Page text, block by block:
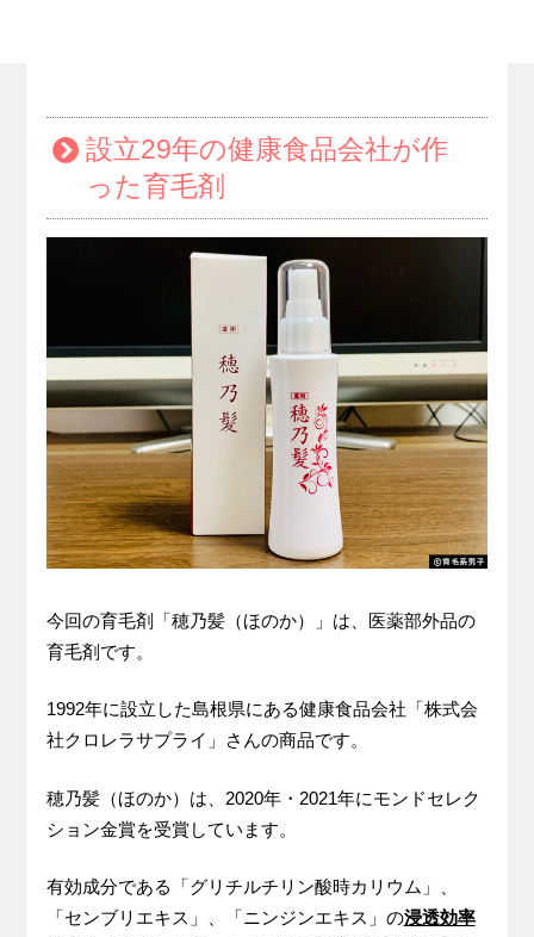
設立29年の健康食品会社が作
った育毛剤
今回の育毛剤「穂乃髪（ほのか）」は、医薬部外品の
育毛剤です。
1992年に設立した島根県にある健康食品会社「株式会
社クロレラサプライ」さんの商品です。
穂乃髪（ほのか）は、2020年・2021年にモンドセレク
ション金賞を受賞しています。
有効成分である「グリチルチリン酸時カリウム」、
「センブリエキス」、「ニンジンエキス」の浸透効率